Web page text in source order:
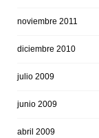
noviembre 2011
diciembre 2010
julio 2009
junio 2009
abril 2009